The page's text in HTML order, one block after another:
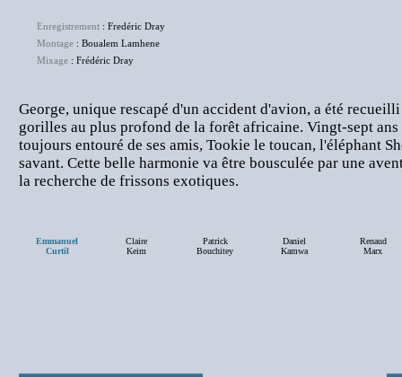
Enregistrement : Fredéric Dray
Montage : Boualem Lamhene
Mixage : Frédéric Dray
George, unique rescapé d'un accident d'avion, a été
gorilles au plus profond de la forêt africaine. Vingt-sept
toujours entouré de ses amis, Tookie le toucan, l'éléphant
savant. Cette belle harmonie va être bousculée par une
la recherche de frissons exotiques.
Emmanuel
Curtil
Claire
Keim
Patrick
Bouchitey
Daniel
Kamwa
Renaud
Marx